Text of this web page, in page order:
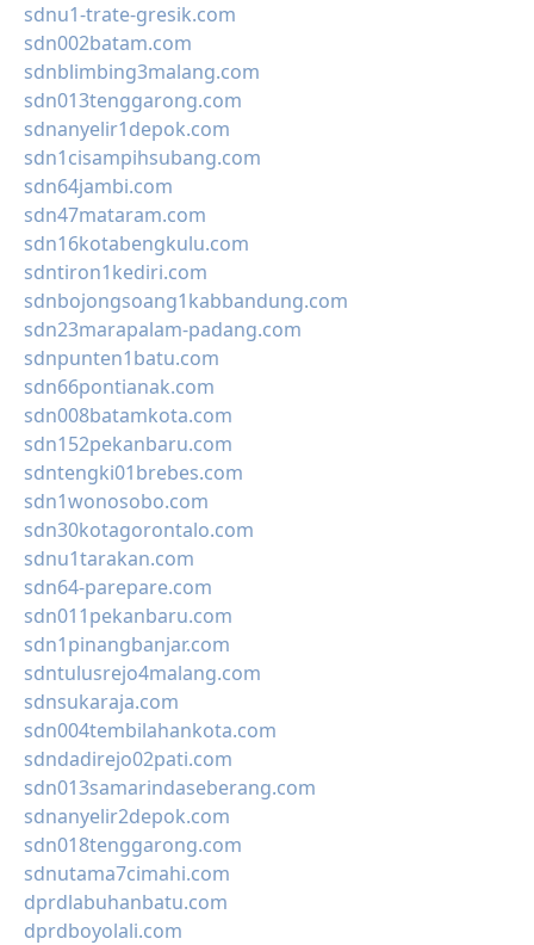
sdnu1-trate-gresik.com
sdn002batam.com
sdnblimbing3malang.com
sdn013tenggarong.com
sdnanyelir1depok.com
sdn1cisampihsubang.com
sdn64jambi.com
sdn47mataram.com
sdn16kotabengkulu.com
sdntiron1kediri.com
sdnbojongsoang1kabbandung.com
sdn23marapalam-padang.com
sdnpunten1batu.com
sdn66pontianak.com
sdn008batamkota.com
sdn152pekanbaru.com
sdntengki01brebes.com
sdn1wonosobo.com
sdn30kotagorontalo.com
sdnu1tarakan.com
sdn64-parepare.com
sdn011pekanbaru.com
sdn1pinangbanjar.com
sdntulusrejo4malang.com
sdnsukaraja.com
sdn004tembilahankota.com
sdndadirejo02pati.com
sdn013samarindaseberang.com
sdnanyelir2depok.com
sdn018tenggarong.com
sdnutama7cimahi.com
dprdlabuhanbatu.com
dprdboyolali.com